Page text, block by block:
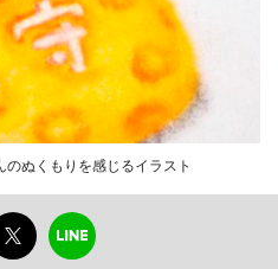
ぬくもりを感じるイラスト